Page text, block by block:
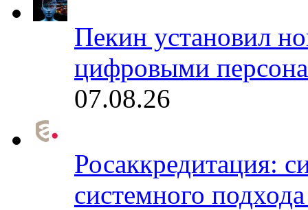
Пекин установил
цифровыми
07.08.26
Росаккредитация:
системного